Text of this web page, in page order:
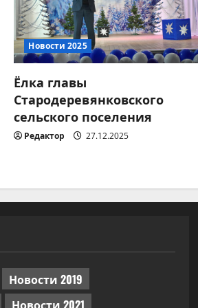
Новости 2025
Ёлка главы
Стародеревянковского
сельского поселения
Редактор 27.12.2025
Новости 2019
Новости 2021